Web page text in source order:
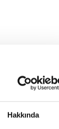
Hakkında